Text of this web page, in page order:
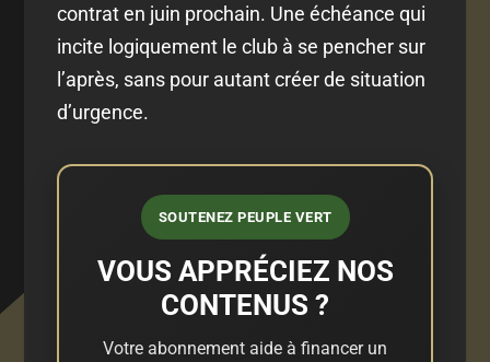
contrat en juin prochain. Une échéance qui
incite logiquement le club à se pencher sur
l’après, sans pour autant créer de situation
d’urgence.
SOUTENEZ PEUPLE VERT
VOUS APPRÉCIEZ NOS
CONTENUS ?
Votre abonnement aide à financer un